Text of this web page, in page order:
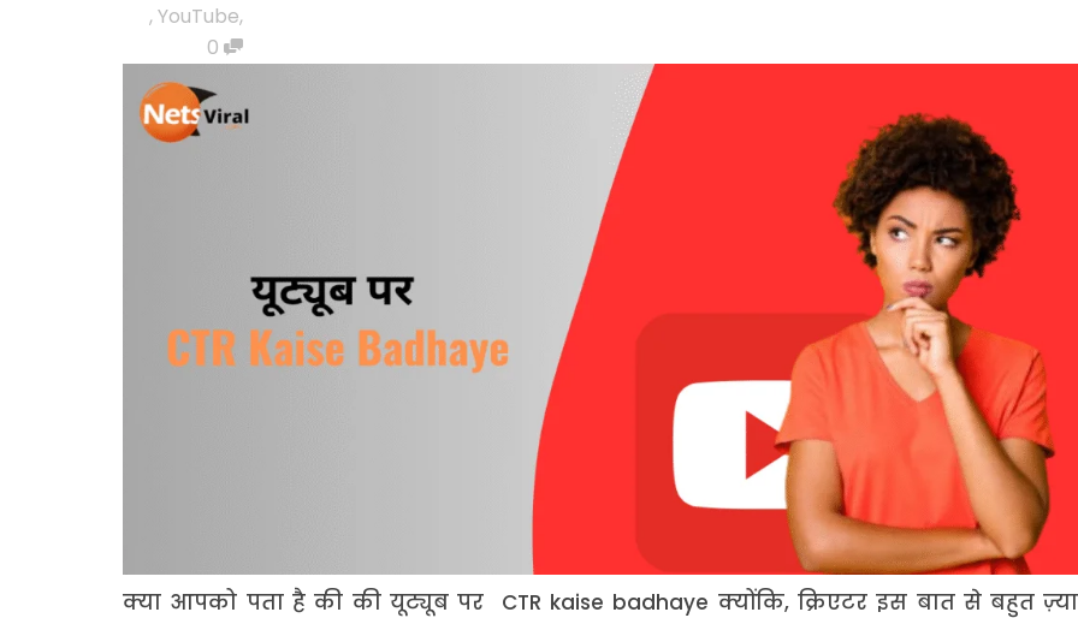
, YouTube,
0
क्या आपको पता है की की यूट्यूब पर CTR kaise badhaye क्योंकि, क्रिएटर इस बात से बहुत